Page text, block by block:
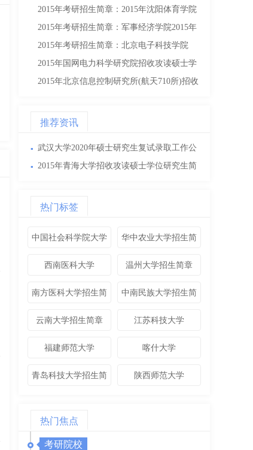
2015年考研招生简章：2015年沈阳体育学院
考研招生简章 09-05
2015年考研招生简章：军事经济学院2015年
研究生招生简章 09-05
2015年考研招生简章：北京电子科技学院
2015年研究生招生简章 09-05
2015年国网电力科学研究院招收攻读硕士学
位研究生简章 09-05
2015年北京信息控制研究所(航天710所)招收
推荐资讯
▪ 武汉大学2020年硕士研究生复试录取工作公
告
▪ 2015年青海大学招收攻读硕士学位研究生简
热门标签
中国社会科学院大学 华中农业大学招生简
章
西南医科大学 温州大学招生简章
南方医科大学招生简
章
中南民族大学招生简
章
云南大学招生简章 江苏科技大学
福建师范大学 喀什大学
青岛科技大学招生简 陕西师范大学
热门焦点
考研院校